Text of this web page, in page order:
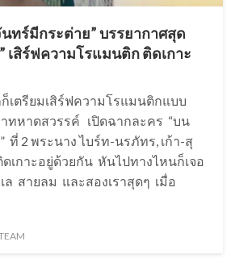
ทร์มีกระต่าย” บรรยากาศสุด
เสิร์ฟความโรแมนติก ติดเกาะ
เตรียมเสิร์ฟความโรแมนติกแบบ
ทหาดสวรรค์ เปิดฉากละคร “บน
ที่ 2 พระนาง ไบร์ท-นรภัทร, เก้า-สุ
เกาะอยู่ด้วยกัน หันไปทางไหนก็เจอ
ล สายลม และสองเราสุดๆ เมื่อ